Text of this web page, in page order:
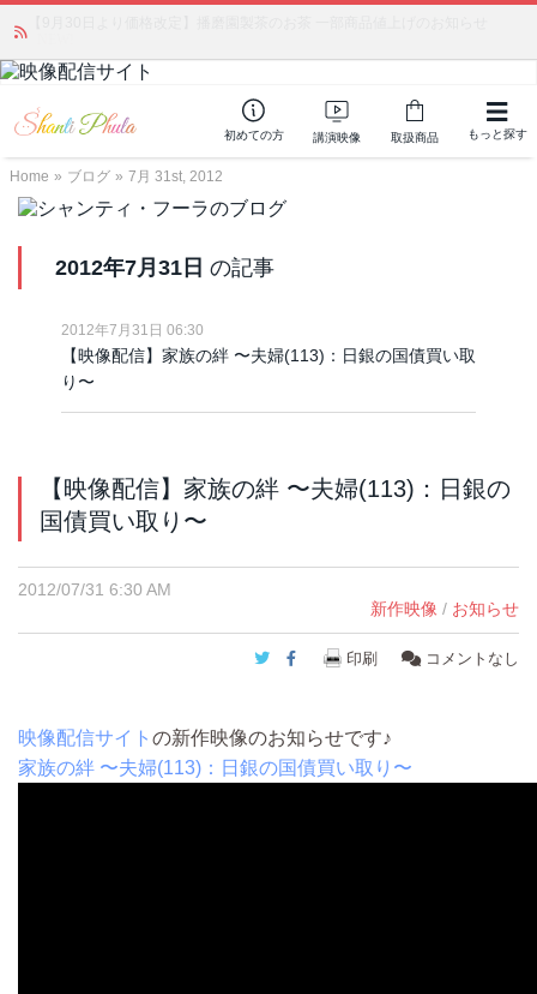
初めての方 講演映像 取扱商品 もっと探す
Home » ブログ » 7月 31st, 2012
2012年7月31日 の記事
2012年7月31日 06:30
【映像配信】家族の絆 〜夫婦(113)：日銀の国債買い取
り〜
【映像配信】家族の絆 〜夫婦(113)：日銀の
国債買い取り〜
2012/07/31 6:30 AM
新作映像 / お知らせ
Twitter
Facebook
印刷 コメントなし
映像配信サイト の新作映像のお知らせです♪
家族の絆 〜夫婦(113)：日銀の国債買い取り〜